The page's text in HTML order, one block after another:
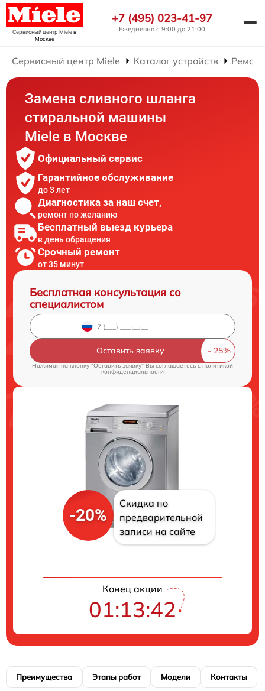
Сервисный центр Mieleв
Москве
+7 (495) 023-41-97
Ежедневно с 9:00 до 21:00
Сервисный центр Miele Каталог устройств
Замена сливного шланга
стиральной машины
Miele в Москве
Официальный сервис
Гарантийное обслуживание
до 3 лет
Диагностика за наш счет,
ремонт по желанию
Бесплатный выезд курьера
в день обращения
Срочный ремонт
от 35 минут
Бесплатная консультация со
специалистом
Оставить заявку
Нажимая на кнопку "Оставить заявку" Вы соглашаетесь cполитикой
конфиденциальности
-20%
Скидка по
предварительной
записи на сайте
Конец акции
01:13:41
Преимущества Этапы работ Модели Контакты